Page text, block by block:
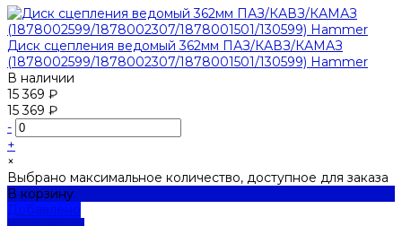
Диск сцепления ведомый 362мм ПАЗ/КАВЗ/КАМАЗ
(1878002599/1878002307/1878001501/130599) Hammer
В наличии
15 369 ₽
15 369 ₽
-
+
×
Выбрано максимальное количество, доступное для заказа
В корзину
Добавлено